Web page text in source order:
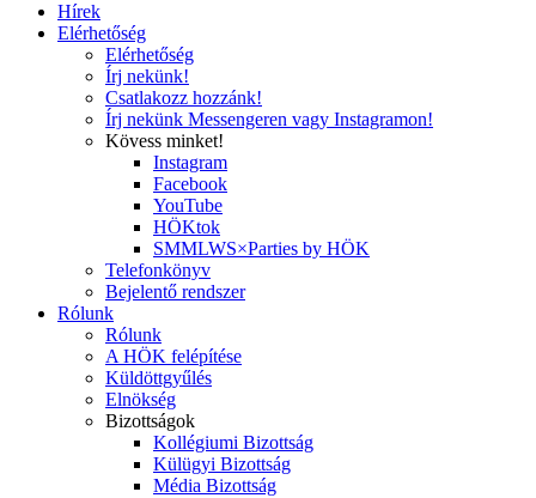
Hírek
Elérhetőség
Elérhetőség
Írj nekünk!
Csatlakozz hozzánk!
Írj nekünk Messengeren vagy Instagramon!
Kövess minket!
Instagram
Facebook
YouTube
HÖKtok
SMMLWS×Parties by HÖK
Telefonkönyv
Bejelentő rendszer
Rólunk
Rólunk
A HÖK felépítése
Küldöttgyűlés
Elnökség
Bizottságok
Kollégiumi Bizottság
Külügyi Bizottság
Média Bizottság